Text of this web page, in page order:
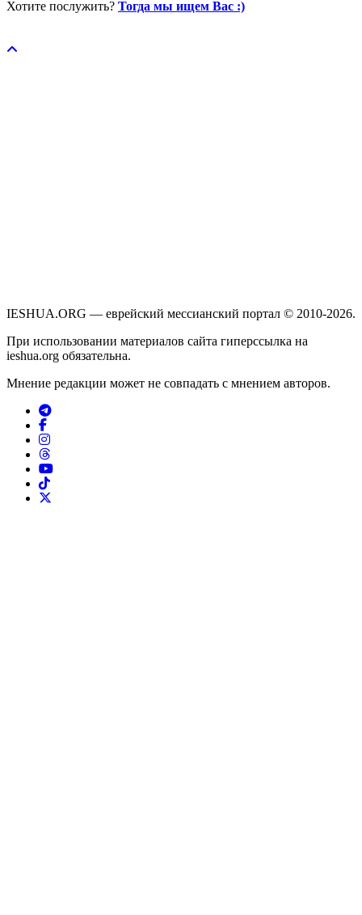
Хотите послужить? Тогда мы ищем Вас :)
IESHUA.ORG — еврейский мессианский портал © 2010-2026.
При использовании материалов сайта гиперссылка на
ieshua.org обязательна.
Мнение редакции может не совпадать с мнением авторов.